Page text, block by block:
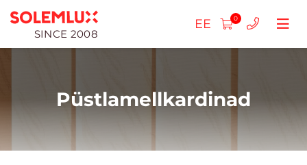
SINCE 2008
EE 0
Püstlamellkardinad